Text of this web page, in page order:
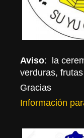
Aviso: la
verduras,
Gracias
Información